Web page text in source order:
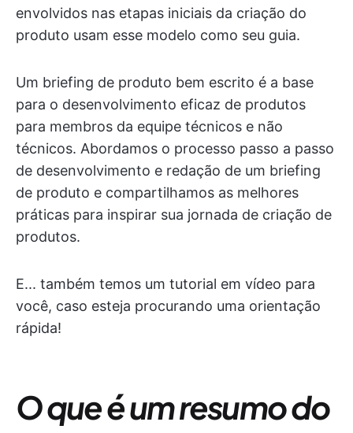
envolvidos nas etapas iniciais da criação do
produto usam esse modelo como seu guia.
Um briefing de produto bem escrito é a base
para o desenvolvimento eficaz de produtos
para membros da equipe técnicos e não
técnicos. Abordamos o processo passo a passo
de desenvolvimento e redação de um briefing
de produto e compartilhamos as melhores
práticas para inspirar sua jornada de criação de
produtos.
E... também temos um tutorial em vídeo para
você, caso esteja procurando uma orientação
rápida!
O que é um resumo do